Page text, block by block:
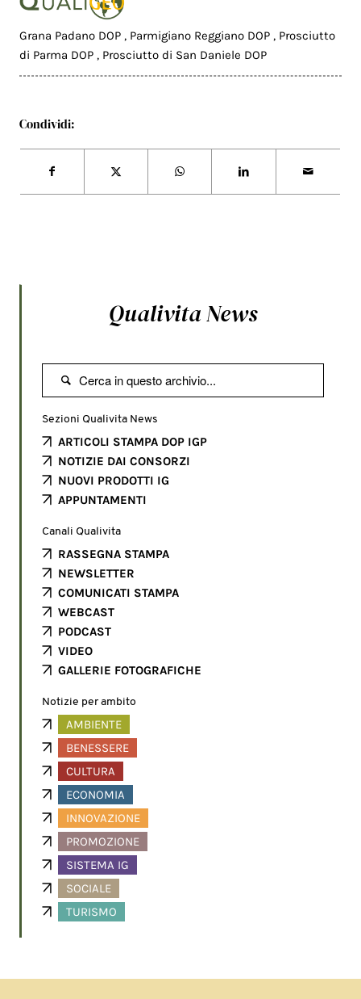
Grana Padano DOP, Parmigiano Reggiano DOP, Prosciutto
di Parma DOP, Prosciutto di San Daniele DOP
Condividi:
Qualivita News

Sezioni Qualivita News
ARTICOLI STAMPA DOP IGP
NOTIZIE DAI CONSORZI
NUOVI PRODOTTI IG
APPUNTAMENTI
Canali Qualivita
RASSEGNA STAMPA
NEWSLETTER
COMUNICATI STAMPA
WEBCAST
PODCAST
VIDEO
GALLERIE FOTOGRAFICHE
Notizie per ambito
AMBIENTE
BENESSERE
CULTURA
ECONOMIA
INNOVAZIONE
PROMOZIONE
SISTEMA IG
SOCIALE
TURISMO